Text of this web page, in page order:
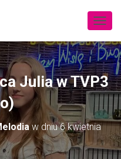
P
R
Z
E
Ł
Ą
C
Z
N
A
W
I
Julia w TVP3
w dniu6 kwietnia